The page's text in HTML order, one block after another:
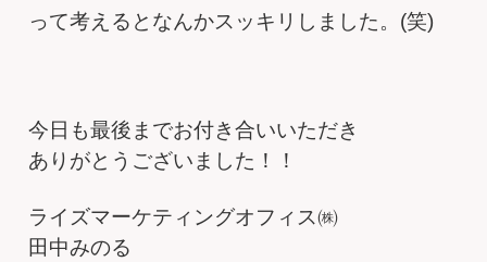
って考えるとなんかスッキリしました。(笑)
今日も最後までお付き合いいただき
ありがとうございました！！
ライズマーケティングオフィス㈱
田中みのる